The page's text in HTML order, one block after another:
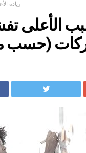
ريادة
الأعلى
(حسب